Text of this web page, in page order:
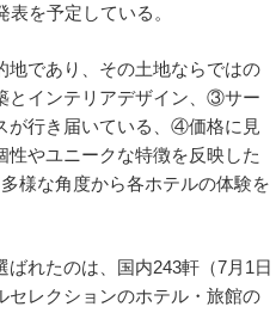
を予定している。
であり、その土地ならではの
とインテリアデザイン、③サー
が行き届いている、④価格に見
やユニークな特徴を反映した
様な角度から各ホテルの体験を
れたのは、国内243軒（7月1日
セレクションのホテル・旅館の